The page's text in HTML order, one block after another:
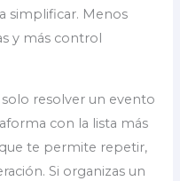
simplificar. Menos
y más control
resolver un evento
con la lista más
que te permite repetir,
Si organizas un